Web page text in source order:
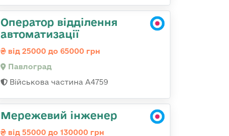
Оператор відділення
автоматизації
від 25000 до 65000 грн
Павлоград
Військова частина А4759
Мережевий інженер
від 55000 до 130000 грн